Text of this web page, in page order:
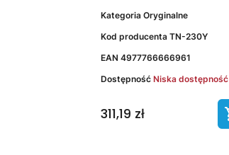
Kategoria Oryginalne
Kod producenta TN-230Y
EAN 4977766666961
Dostępność Niska dostępność
311,19 zł